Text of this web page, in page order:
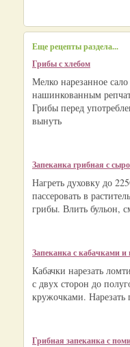
Еще рецепты раздела...
Грибы с хлебом
Мелко нарезанное
нашинкованным
Грибы перед
вынуть
Запеканка грибная с
Нагреть духовку до
пассеровать в
грибы. Влить бульон,
Запеканка с кабачками
Кабачки нарезать
с двух сторон до
кружочками. Нарезать
Грибная запеканка с